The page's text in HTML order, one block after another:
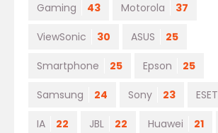
Gaming 43 Motorola 37
ViewSonic 30 ASUS 25
Smartphone 25 Epson 25
Samsung 24 Sony 23 ESET
IA 22 JBL 22 Huawei 21